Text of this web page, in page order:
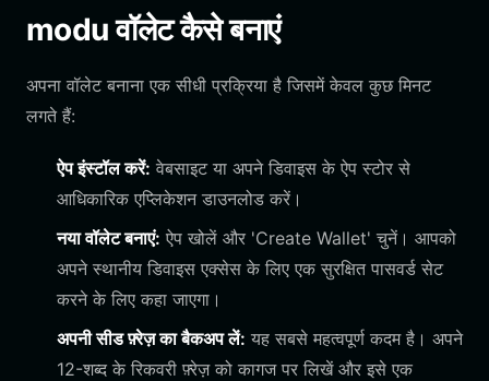
modu वॉलेट कैसे बनाएं
अपना वॉलेट बनाना एक सीधी प्रक्रिया है जिसमें केवल कुछ मिनट
लगते हैं:
ऐप इंस्टॉल करें: वेबसाइट या अपने डिवाइस के ऐप स्टोर से
आधिकारिक एप्लिकेशन डाउनलोड करें।
नया वॉलेट बनाएं: ऐप खोलें और 'Create Wallet' चुनें। आपको
अपने स्थानीय डिवाइस एक्सेस के लिए एक सुरक्षित पासवर्ड सेट
करने के लिए कहा जाएगा।
अपनी सीड फ़्रेज़ का बैकअप लें: यह सबसे महत्वपूर्ण कदम है। अपने
12-शब्द के रिकवरी फ़्रेज़ को कागज पर लिखें और इसे एक